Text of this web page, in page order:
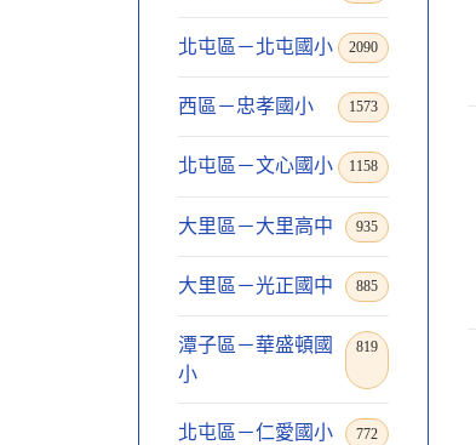
北屯區－北屯國小 2090
西區－忠孝國小 1573
北屯區－文心國小 1158
大里區－大里高中 935
大里區－光正國中 885
潭子區－華盛頓國
小
819
北屯區－仁愛國小 772